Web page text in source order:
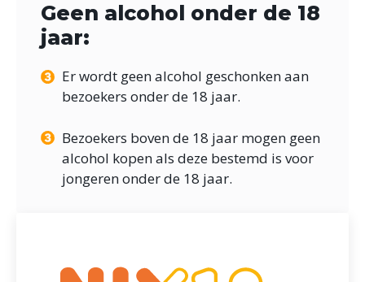
Geen alcohol onder de 18
jaar:
Er wordt geen alcohol geschonken aan
bezoekers onder de 18 jaar.
Bezoekers boven de 18 jaar mogen geen
alcohol kopen als deze bestemd is voor
jongeren onder de 18 jaar.